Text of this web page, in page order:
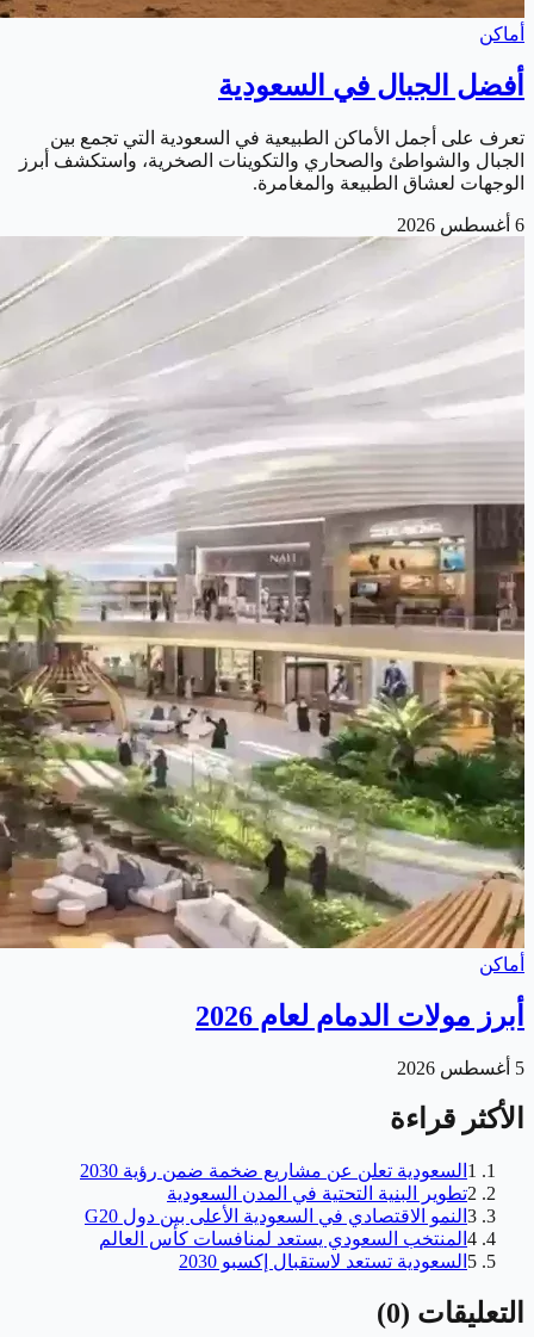
أماكن
أفضل الجبال في السعودية
تعرف على أجمل الأماكن الطبيعية في السعودية التي تجمع بين
الجبال والشواطئ والصحاري والتكوينات الصخرية، واستكشف أبرز
الوجهات لعشاق الطبيعة والمغامرة.
6 أغسطس 2026
أماكن
أبرز مولات الدمام لعام 2026
5 أغسطس 2026
الأكثر قراءة
1 السعودية تعلن عن مشاريع ضخمة ضمن رؤية 2030
2تطوير البنية التحتية في المدن السعودية
3 النمو الاقتصادي في السعودية الأعلى بين دول G20
4 المنتخب السعودي يستعد لمنافسات كأس العالم
5 السعودية تستعد لاستقبال إكسبو 2030
التعليقات (
0
)